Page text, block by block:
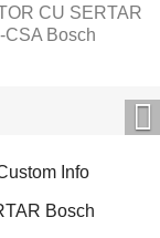
CU SERTAR
CSA Bosch
